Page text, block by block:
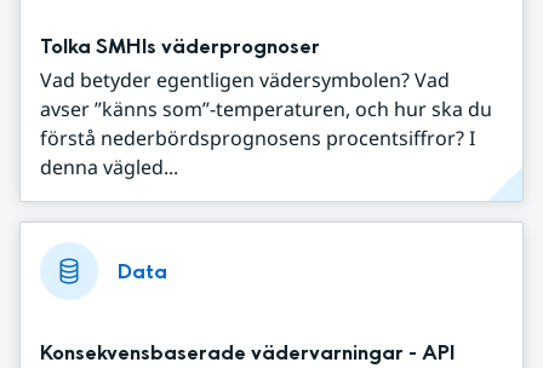
Tolka SMHIs väderprognoser
Vad betyder egentligen vädersymbolen? Vad
avser ”känns som”-temperaturen, och hur ska du
förstå nederbördsprognosens procentsiffror? I
denna vägled...
Data
Konsekvensbaserade vädervarningar - API